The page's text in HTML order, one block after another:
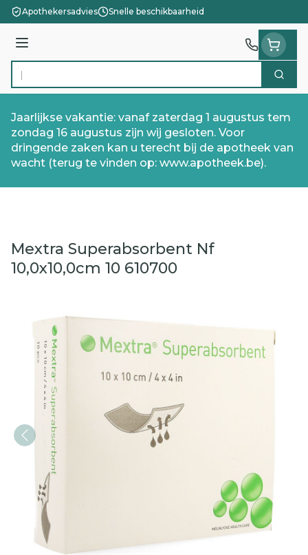
Ga naar de inhoud
Apothekersadvies Snelle beschikbaarheid
Menu
Product, merk, categorie... Zoek
Jaarlijkse vakantie: vanaf zaterdag 1 augustus tem
zondag 16 augustus zijn wij gesloten. Voor
dringende zaken kan u terecht bij de apotheek van
wacht (terug te vinden op: www.apotheek.be).
Mextra Superabsorbent Nf
10,0x10,0cm 10 610700